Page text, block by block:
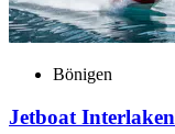
Bönigen
Jetboat Interlaken